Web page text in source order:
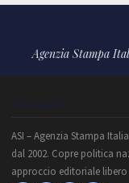
Agenzia Stampa
CHI SIAMO
ASI – Agenzia Stampa
dal 2002. Copre politica
approccio editoriale libero